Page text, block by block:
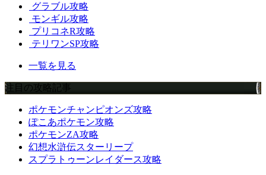
グラブル攻略
モンギル攻略
プリコネR攻略
テリワンSP攻略
一覧を見る
注目の攻略記事
ポケモンチャンピオンズ攻略
ぽこあポケモン攻略
ポケモンZA攻略
幻想水滸伝スターリープ
スプラトゥーンレイダース攻略